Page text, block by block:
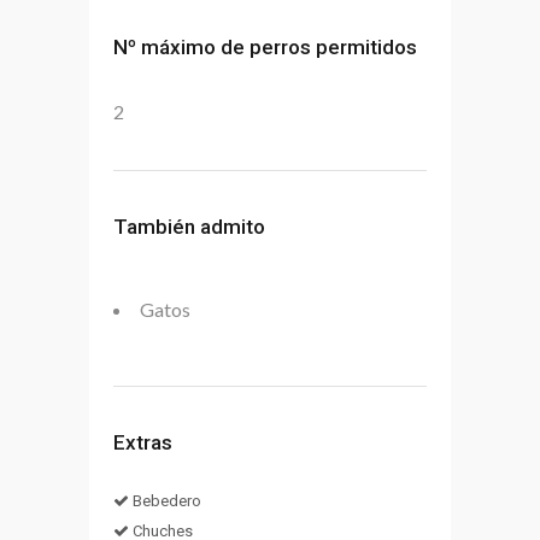
Nº máximo de perros permitidos
2
También admito
Gatos
Extras
Bebedero
Chuches